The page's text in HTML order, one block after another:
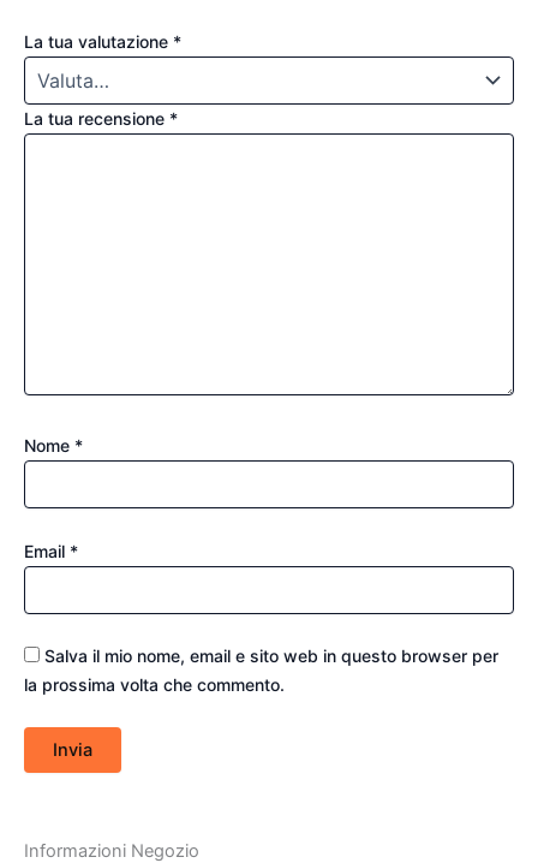
La tua valutazione *
La tua recensione *
Nome *
Email *
Salva il mio nome, email e sito web in questo browser per
la prossima volta che commento.
Informazioni Negozio